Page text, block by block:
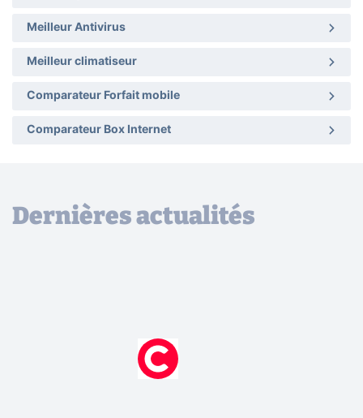
Meilleur Antivirus
Meilleur climatiseur
Comparateur Forfait mobile
Comparateur Box Internet
Dernières actualités